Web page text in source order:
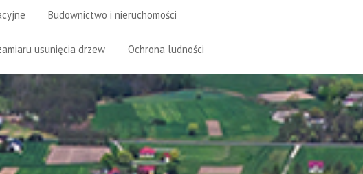
Budownictwo i nieruchomości
usunięcia drzew Ochrona ludności